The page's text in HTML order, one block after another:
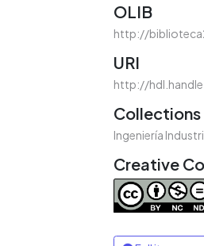
OLIB
http://
URI
http://
Collections
Ingeniería
Creative